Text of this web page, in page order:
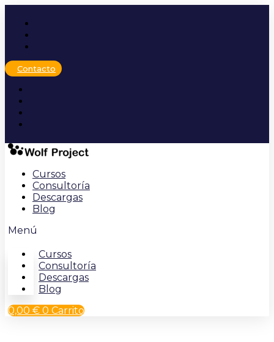
contenido
Contacto
Cursos
Consultoría
Descargas
Blog
Menú
Cursos
Consultoría
Descargas
Blog
0,00 € 0 Carrito